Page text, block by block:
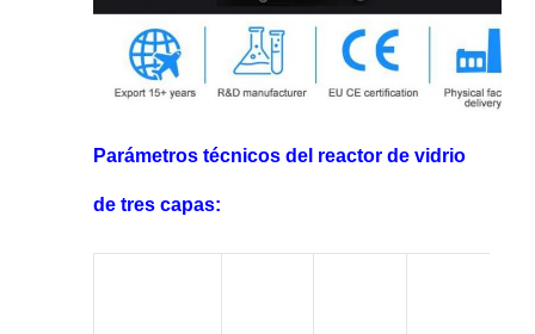
Parámetros técnicos del reactor de vidrio
de tres capas: